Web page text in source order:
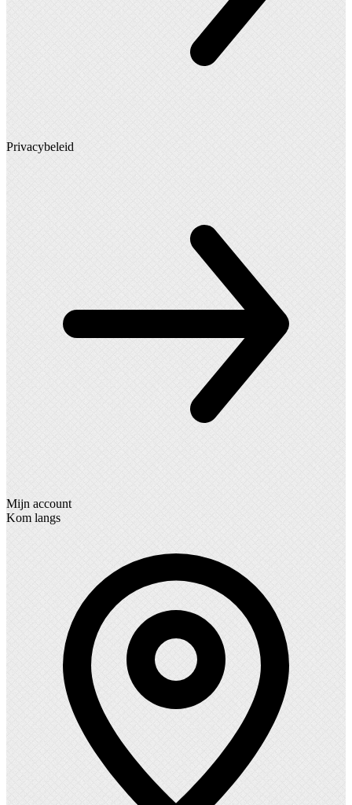
Privacybeleid
Mijn account
Kom langs